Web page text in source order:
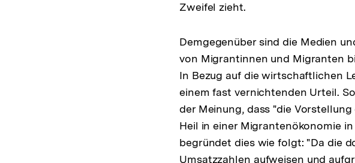
Zweifel zieht.
Demgegenüber sind die Medien
von Migrantinnen und Migranten
In Bezug auf die wirtschaftlichen
einem fast vernichtenden Urteil.
der Meinung, dass "die
Heil in einer Migrantenökonomie
begründet dies wie folgt: "Da die
Umsatzzahlen aufweisen und